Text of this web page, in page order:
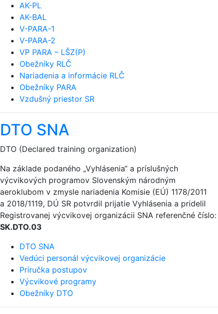
AK-PL
AK-BAL
V-PARA-1
V-PARA-2
VP PARA – LŠZ(P)
Obežníky RLČ
Nariadenia a informácie RLČ
Obežníky PARA
Vzdušný priestor SR
DTO SNA
DTO (Declared training organization)
Na základe podaného „Vyhlásenia“ a príslušných
výcvikových programov Slovenským národným
aeroklubom v zmysle nariadenia Komisie (EÚ) 1178/2011
a 2018/1119, DÚ SR potvrdil prijatie Vyhlásenia a pridelil
Registrovanej výcvikovej organizácii SNA referenčné číslo:
SK.DTO.03
DTO SNA
Vedúci personál výcvikovej organizácie
Príručka postupov
Výcvikové programy
Obežníky DTO